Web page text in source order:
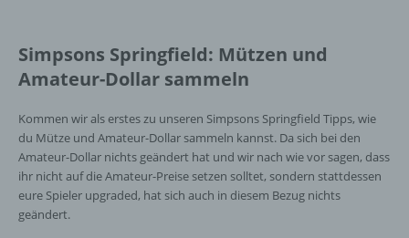
Simpsons Springfield: Mützen und
Amateur-Dollar sammeln
Kommen wir als erstes zu unseren Simpsons Springfield Tipps, wie
du Mütze und Amateur-Dollar sammeln kannst. Da sich bei den
Amateur-Dollar nichts geändert hat und wir nach wie vor sagen, dass
ihr nicht auf die Amateur-Preise setzen solltet, sondern stattdessen
eure Spieler upgraded, hat sich auch in diesem Bezug nichts
geändert.